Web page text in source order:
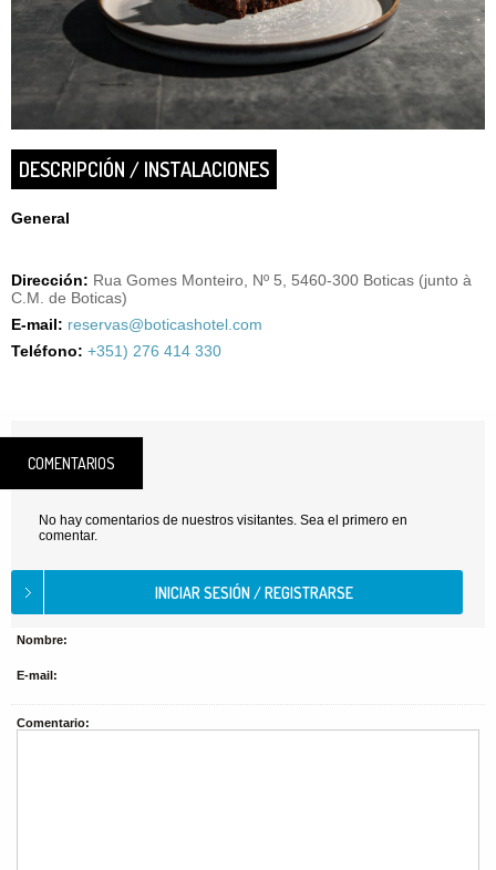
DESCRIPCIÓN / INSTALACIONES
General
Dirección: Rua Gomes Monteiro, Nº 5, 5460-300 Boticas (junto à
C.M. de Boticas)
E-mail: reservas@boticashotel.com
Teléfono: +351) 276 414 330
COMENTARIOS
No hay comentarios de nuestros visitantes. Sea el primero en
comentar.
Nombre:
E-mail:
Comentario: